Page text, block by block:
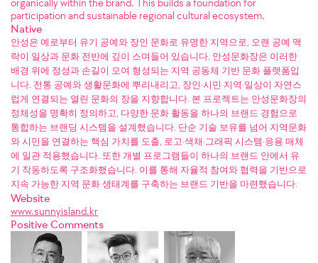
organically within the brand. This builds a foundation for
participation and sustainable regional cultural ecosystem.
Native
안성은 예로부터 유기 공예와 장인 문화로 유명한 지역으로, 오랜 공예 맥
락이 일상과 문화 전반에 깊이 스며들어 있습니다. 안성문화장은 이러한
배경 위에 정성과 손길이 모여 형성되는 지역 공동체 기반 문화 플랫폼입
니다. 전통 공예와 생활문화에 뿌리내리고, 장인·시민·지역·일상이 자연스
럽게 연결되는 열린 문화의 장을 지향합니다. 본 프로젝트는 안성문화장의
정체성을 명확히 정의하고, 다양한 문화 활동을 하나의 브랜드 경험으로
통합하는 브랜딩 시스템을 설계했습니다. 단순 기술 보유를 넘어 지역문화
와 시민을 연결하는 핵심 가치를 도출, 로고·색채·그래픽 시스템·응용 매체
에 일관 적용했습니다. 또한 개별 프로그램들이 하나의 브랜드 안에서 유
기 작동하도록 구조화했습니다. 이를 통해 자율적 참여와 협력을 기반으로
지속 가능한 지역 문화 생태계를 구축하는 브랜드 기반을 마련했습니다.
Website
www.sunnyisland.kr
Positive Comments